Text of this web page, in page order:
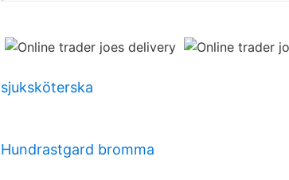
sjuksköterska
Hundrastgard bromma